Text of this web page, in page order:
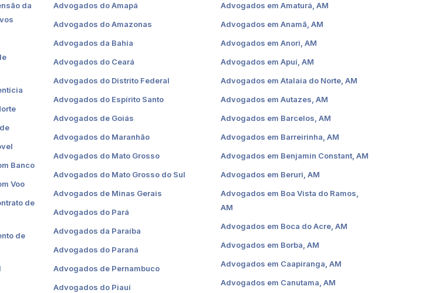
da
Banco
Voo
de
de
Advogados do Amapá
Advogados do Amazonas
Advogados da Bahia
Advogados do Ceará
Advogados do Distrito Federal
Advogados do Espírito Santo
Advogados de Goiás
Advogados do Maranhão
Advogados do Mato Grosso
Advogados do Mato Grosso do Sul
Advogados de Minas Gerais
Advogados do Pará
Advogados da Paraíba
Advogados do Paraná
Advogados de Pernambuco
Advogados do Piauí
Advogados em Amaturá, AM
Advogados em Anamã, AM
Advogados em Anori, AM
Advogados em Apuí, AM
Advogados em Atalaia do Norte, AM
Advogados em Autazes, AM
Advogados em Barcelos, AM
Advogados em Barreirinha, AM
Advogados em Benjamin Constant, AM
Advogados em Beruri, AM
Advogados em Boa Vista do Ramos,
AM
Advogados em Boca do Acre, AM
Advogados em Borba, AM
Advogados em Caapiranga, AM
Advogados em Canutama, AM